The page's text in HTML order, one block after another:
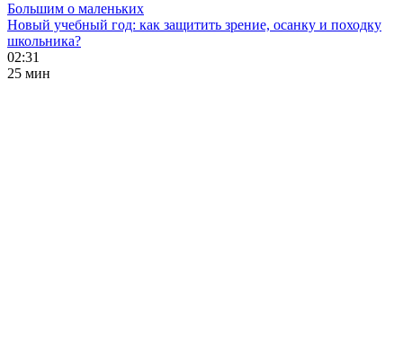
Большим о маленьких
Новый учебный год: как защитить зрение, осанку и походку
школьника?
02:31
25 мин